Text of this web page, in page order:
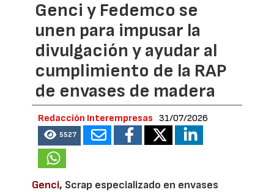
Genci y Fedemco se
unen para impusar la
divulgación y ayudar al
cumplimiento de la RAP
de envases de madera
Redacción Interempresas 31/07/2026
5527
Genci, Scrap especializado en envases